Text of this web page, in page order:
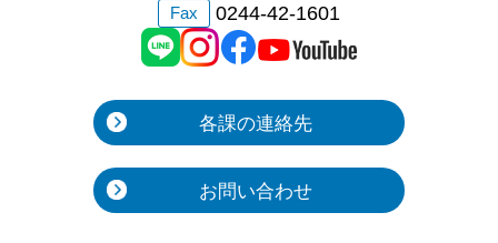
Fax 0244-42-1601
各課の連絡先
お問い合わせ